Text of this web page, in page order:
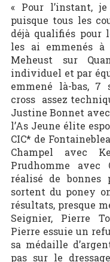
« Pour l’instant,
puisque tous les
déjà qualifiés pour
les ai emmenés
Meheust sur
individuel et par
emmené là-bas,
cross assez
Justine Bonnet
l’As Jeune élite
CIC* de
Champel avec
Prudhomme avec
réalisé de bonnes
sortent du poney
résultats, presque
Seignier, Pierre
Pierre essuie un
sa médaille
pas sur le